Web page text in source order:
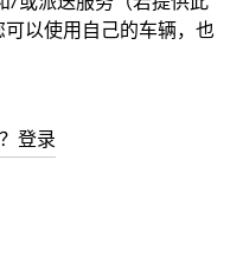
以使用自己的车辆，也
登录